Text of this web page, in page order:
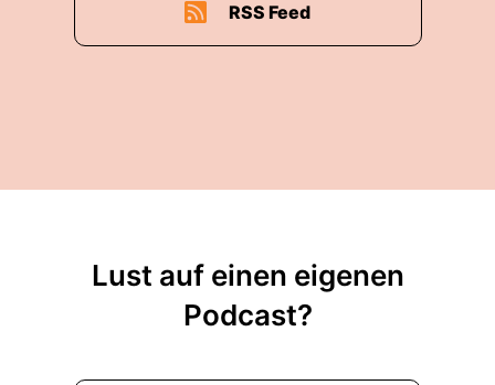
RSS Feed
Lust auf einen eigenen
Podcast?